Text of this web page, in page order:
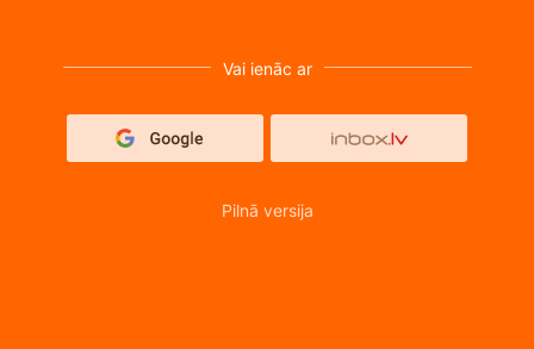
Vai ienāc ar
Pilnā versija